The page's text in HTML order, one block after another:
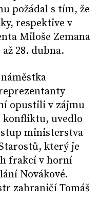
požádal s tím, že
respektive v
Miloše Zemana
28. dubna.
opustili v zájmu
konfliktu, uvedlo
ministerstva
který je
frakcí v horní
Novákové.
zahraničí Tomáš